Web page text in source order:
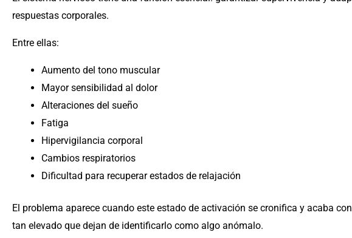
respuestas corporales.
Entre ellas:
Aumento del tono muscular
Mayor sensibilidad al dolor
Alteraciones del sueño
Fatiga
Hipervigilancia corporal
Cambios respiratorios
Dificultad para recuperar estados de relajación
El problema aparece cuando este estado de activación se cronifica y acaba
tan elevado que dejan de identificarlo como algo anómalo.